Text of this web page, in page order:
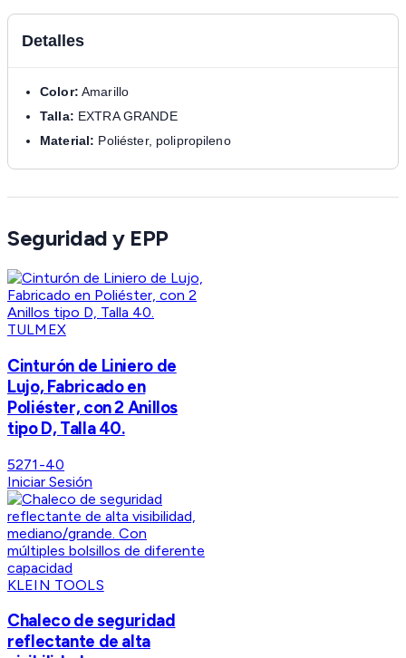
Detalles
Color: Amarillo
Talla: EXTRA GRANDE
Material: Poliéster, polipropileno
Seguridad y EPP
TULMEX
Cinturón de Liniero de
Lujo, Fabricado en
Poliéster, con 2 Anillos
tipo D, Talla 40.
5271-40
Iniciar Sesión
KLEIN TOOLS
Chaleco de seguridad
reflectante de alta